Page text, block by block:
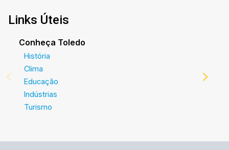
Links Úteis
Conheça Toledo
História
Clima
Educação
Indústrias
Turismo